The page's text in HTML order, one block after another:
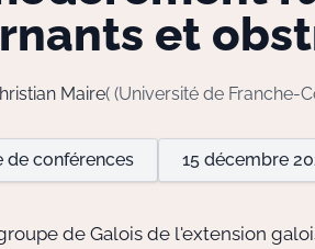
et
Maire( (Université de Franche-
de conférences 15 décembre
de Galois de l'extension